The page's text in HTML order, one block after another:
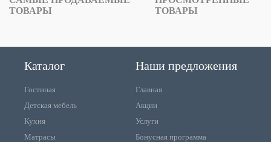
ТОВАРЫ
ТОВАРЫ
Каталог
Гостиная
Детская мебель
Кухня
Матрасы
Наши предложения
Главная
Акции
Услуги
Бонусная программа